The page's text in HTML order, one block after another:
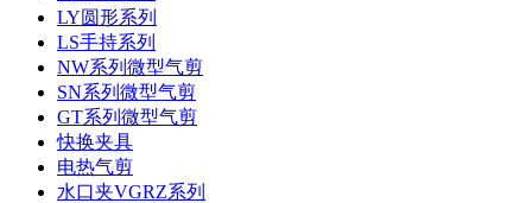
LY圆形系列
LS手持系列
NW系列微型气剪
SN系列微型气剪
GT系列微型气剪
快换夹具
电热气剪
水口夹VGRZ系列